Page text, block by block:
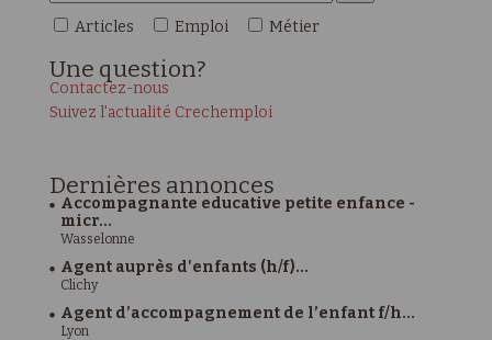
Articles Emploi Métier
Une question?
Contactez-nous
Suivez l'actualité Crechemploi
Dernières annonces
Accompagnante educative petite enfance -
micr...
Wasselonne
Agent auprès d'enfants (h/f)...
Clichy
Agent d’accompagnement de l’enfant f/h...
Lyon